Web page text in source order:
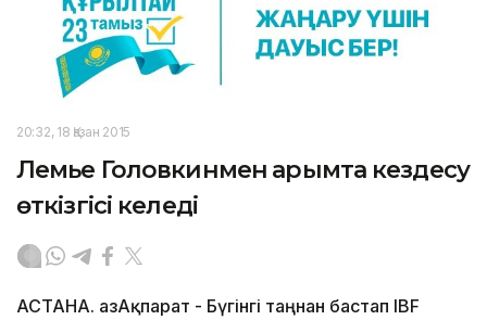
20:32, 18 Қазан 2015
Лемье Головкинмен қарымта кездесу
өткізгісі келеді
АСТАНА. ҚазАқпарат - Бүгінгі таңнан бастап IBF